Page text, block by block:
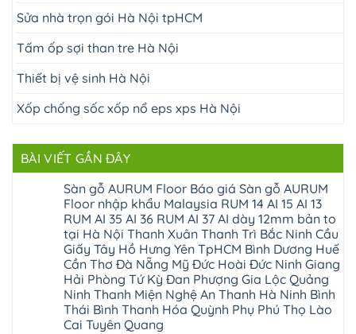
Sửa nhà trọn gói Hà Nội tpHCM
Tấm ốp sợi than tre Hà Nội
Thiết bị vệ sinh Hà Nội
Xốp chống sốc xốp nổ eps xps Hà Nội
BÀI VIẾT GẦN ĐÂY
Sàn gỗ AURUM Floor Báo giá Sàn gỗ AURUM
Floor nhập khẩu Malaysia RUM 14 AI 15 AI 13
RUM AI 35 AI 36 RUM AI 37 AI dày 12mm bản to
tại Hà Nội Thanh Xuân Thanh Trì Bắc Ninh Cầu
Giấy Tây Hồ Hưng Yên TpHCM Bình Dương Huế
Cần Thơ Đà Nẵng Mỹ Đức Hoài Đức Ninh Giang
Hải Phòng Tứ Kỳ Đan Phượng Gia Lộc Quảng
Ninh Thanh Miện Nghệ An Thanh Hà Ninh Bình
Thái Bình Thanh Hóa Quỳnh Phụ Phú Thọ Lào
Cai Tuyên Quang